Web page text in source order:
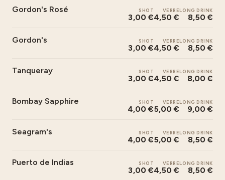
Gordon's Rosé SHOT
3,00 €
VERRE
4,50 €
LONG DRINK
8,50 €
Gordon's SHOT
3,00 €
VERRE
4,50 €
LONG DRINK
8,50 €
Tanqueray SHOT
3,00 €
VERRE
4,50 €
LONG DRINK
8,00 €
Bombay Sapphire SHOT
4,00 €
VERRE
5,00 €
LONG DRINK
9,00 €
Seagram's SHOT
4,00 €
VERRE
5,00 €
LONG DRINK
8,50 €
Puerto de Indias SHOT
3,00 €
VERRE
4,50 €
LONG DRINK
8,50 €